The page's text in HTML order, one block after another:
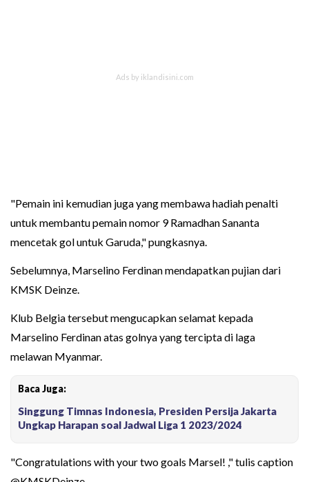
"Pemain ini kemudian juga yang membawa hadiah penalti
untuk membantu pemain nomor 9 Ramadhan Sananta
mencetak gol untuk Garuda," pungkasnya.
Sebelumnya, Marselino Ferdinan mendapatkan pujian dari
KMSK Deinze.
Klub Belgia tersebut mengucapkan selamat kepada
Marselino Ferdinan atas golnya yang tercipta di laga
melawan Myanmar.
Baca Juga:
Singgung Timnas Indonesia, Presiden Persija Jakarta
Ungkap Harapan soal Jadwal Liga 1 2023/2024
"Congratulations with your two goals Marsel! ," tulis caption